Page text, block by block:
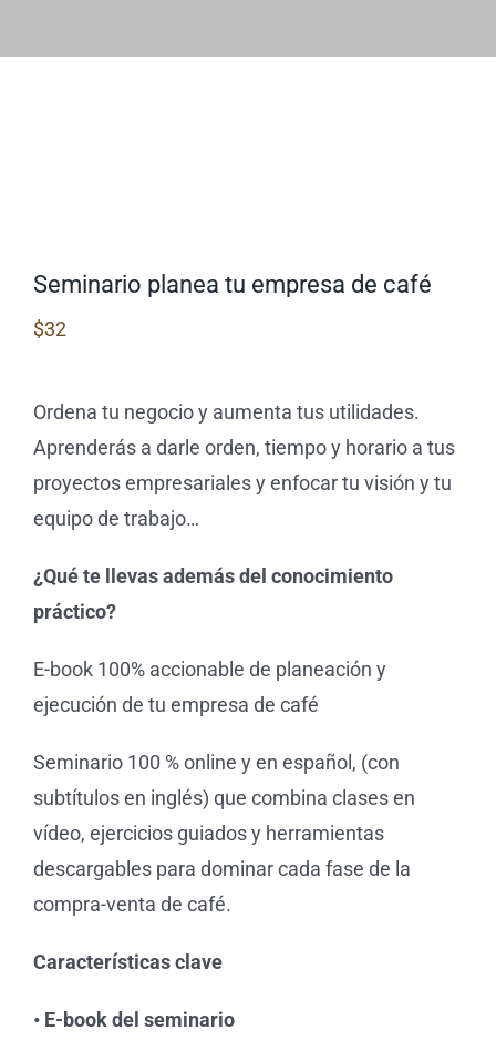
Seminario planea tu empresa de café
$32
Ordena tu negocio y aumenta tus utilidades.
Aprenderás a darle orden, tiempo y horario a tus
proyectos empresariales y enfocar tu visión y tu
equipo de trabajo…
¿Qué te llevas además del conocimiento
práctico?
E-book 100% accionable de planeación y
ejecución de tu empresa de café
Seminario 100 % online y en español, (con
subtítulos en inglés) que combina clases en
vídeo, ejercicios guiados y herramientas
descargables para dominar cada fase de la
compra-venta de café.
Características clave
• E-book del seminario